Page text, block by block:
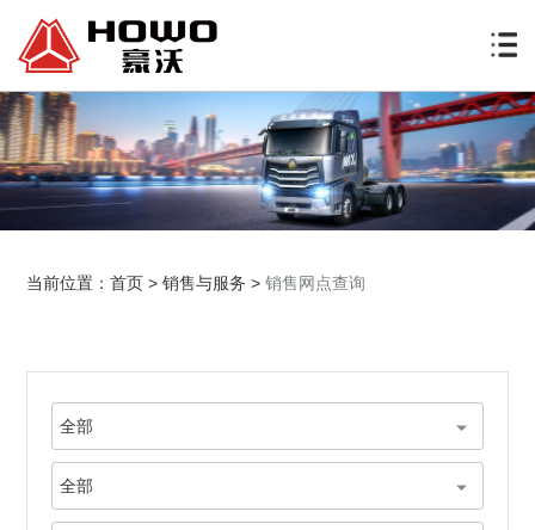
当前位置：首页 >销售与服务 >销售网点查询